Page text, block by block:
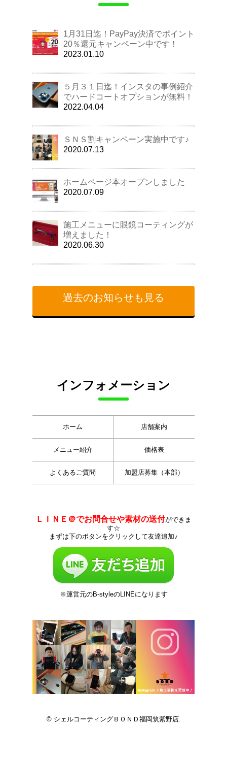
1月31日迄！PayPay決済でポイント
20％還元キャンペーン中です！
2023.01.10
５月３１日迄！インスタの事例紹介
でハードコートオプションが無料！
2022.04.04
ＳＮＳ割キャンペーン実施中です♪
2020.07.13
ホームページ本オープンしました
2020.07.09
施工メニューに眼鏡コーティングが
増えました！
2020.06.30
過去のお知らせも見る
インフォメーション
ホーム 店舗案内
メニュー紹介 価格表
よくあるご質問 加盟店募集（本部）
ＬＩＮＥ＠でお問合せや素材の送付ができま
す☆
まずは下のボタンをクリックして友達追加♪
※運営元のB-styleのLINEになります
© シェルコーティングＢＯＮＤ福岡筑紫野店.